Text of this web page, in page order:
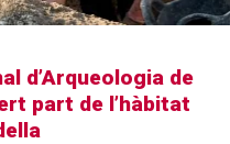
d’Arqueologia de
part de l’hàbitat